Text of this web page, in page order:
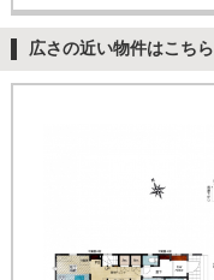
広さの近い物件はこちら